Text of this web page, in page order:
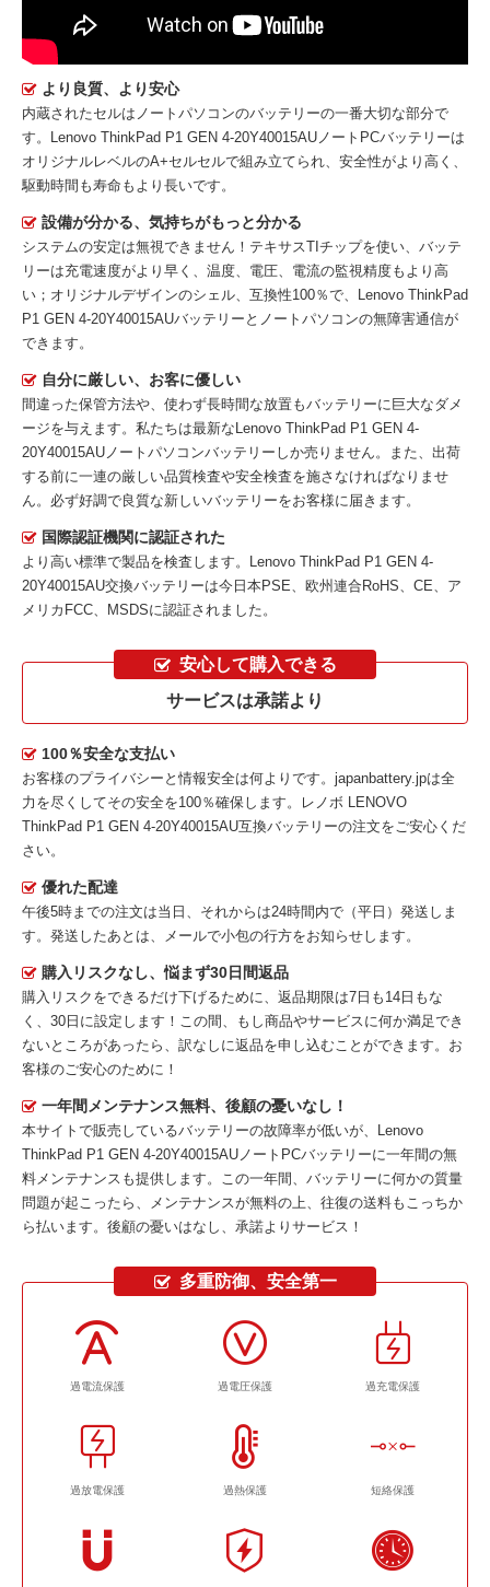
より良質、より安心
内蔵されたセルはノートパソコンのバッテリーの一番大切な部分で
す。
Lenovo ThinkPad P1 GEN 4-20Y40015AUノートPCバッテリーは
オリジナルレベルのA+セルセルで組み立てられ、安全性がより高く、
駆動時間も寿命もより長いです。
設備が分かる、気持ちがもっと分かる
システムの安定は無視できません！テキサスTIチップを使い、バッテ
リーは充電速度がより早く、温度、電圧、電流の監視精度もより高
い；オリジナルデザインのシェル、互換性100％で、Lenovo ThinkPad
P1 GEN 4-20Y40015AUバッテリーとノートパソコンの無障害通信が
できます。
自分に厳しい、お客に優しい
間違った保管方法や、使わず長時間な放置もバッテリーに巨大なダメ
ージを与えます。私たちは最新な Lenovo ThinkPad P1 GEN 4-
20Y40015AUノートパソコンバッテリー しか売りません。また、出荷
する前に一連の厳しい品質検査や安全検査を施さなければなりませ
ん。必ず好調で良質な新しいバッテリーをお客様に届きます。
国際認証機関に認証された
より高い標準で製品を検査します。Lenovo ThinkPad P1 GEN 4-
20Y40015AU交換バッテリーは今日本PSE、欧州連合RoHS、CE、ア
メリカFCC、MSDSに認証されました。
安心して購入できる
サービスは承諾より
100％安全な支払い
お客様のプライバシーと情報安全は何よりです。japanbattery.jpは全
力を尽くしてその安全を100％確保します。
レノボ LENOVO
ThinkPad P1 GEN 4-20Y40015AU互換バッテリーの注文をご安心くだ
さい。
優れた配達
午後5時までの注文は当日、それからは24時間内で（平日）発送しま
す。発送したあとは、メールで小包の行方をお知らせします。
購入リスクなし、悩まず30日間返品
購入リスクをできるだけ下げるために、返品期限は7日も14日もな
く、30日に設定します！この間、もし商品やサービスに何か満足でき
ないところがあったら、訳なしに返品を申し込むことができます。お
客様のご安心のために！
一年間メンテナンス無料、後顧の憂いなし！
本サイトで販売しているバッテリーの故障率が低いが、
Lenovo
ThinkPad P1 GEN 4-20Y40015AUノートPCバッテリーに一年間の無
料メンテナンスも提供します。この一年間、バッテリーに何かの質量
問題が起こったら、メンテナンスが無料の上、往復の送料もこっちか
ら払います。後顧の憂いはなし、承諾よりサービス！
多重防御、安全第一
過電流保護 過電圧保護 過充電保護
過放電保護 過熱保護 短絡保護